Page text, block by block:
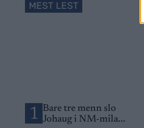
MEST LEST
1 Bare tre menn slo
Johaug i NM-mila...